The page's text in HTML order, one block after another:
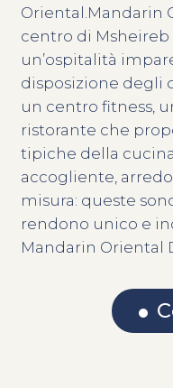
Oriental.Mandarin
centro di
un’ospitalità
disposizione degli
un centro fitness,
ristorante che
tipiche della
accogliente,
misura: queste
rendono unico e
Mandarin Oriental